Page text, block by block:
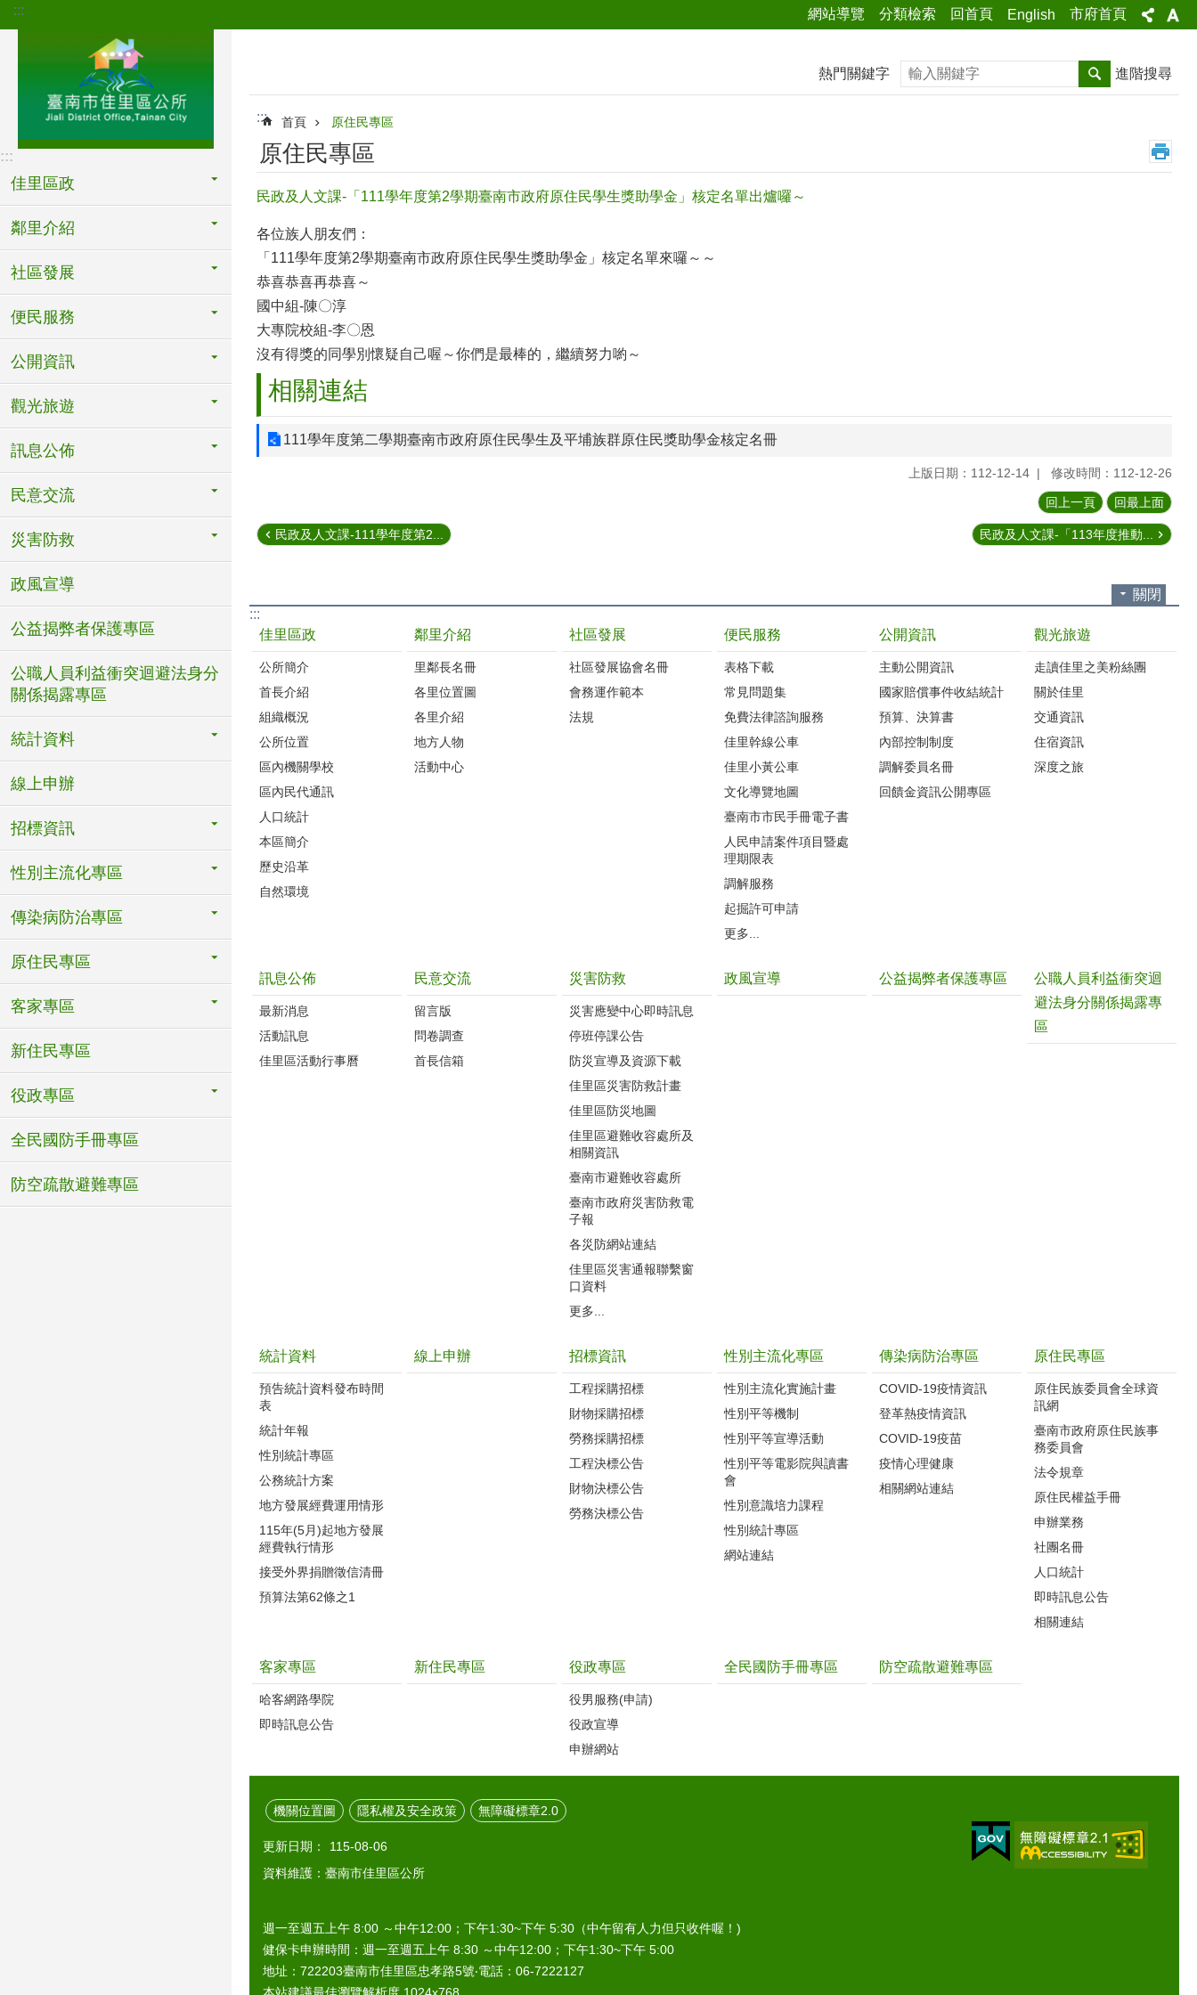
跳到主要內容區塊
::: 網站導覽 分類檢索 回首頁 English 市府首頁
:::
佳里區政
鄰里介紹
社區發展
便民服務
公開資訊
觀光旅遊
訊息公佈
民意交流
災害防救
政風宣導
公益揭弊者保護專區
公職人員利益衝突迴避法身分
關係揭露專區
統計資料
線上申辦
招標資訊
性別主流化專區
傳染病防治專區
原住民專區
客家專區
新住民專區
役政專區
全民國防手冊專區
防空疏散避難專區
熱門關鍵字 搜尋 進階搜尋
::: 首頁 原住民專區
原住民專區
民政及人文課-「111學年度第2學期臺南市政府原住民學生獎助學金」核定名單出爐囉～
各位族人朋友們：
「111學年度第2學期臺南市政府原住民學生獎助學金」核定名單來囉～～
恭喜恭喜再恭喜～
國中組-陳〇淳
大專院校組-李〇恩
沒有得獎的同學別懷疑自己喔～你們是最棒的，繼續努力喲～
相關連結
111學年度第二學期臺南市政府原住民學生及平埔族群原住民獎助學金核定名冊
上版日期：112-12-14 修改時間：112-12-26
回上一頁 回最上面
民政及人文課-111學年度第2... 民政及人文課-「113年度推動...
關閉
:::
佳里區政
公所簡介
首長介紹
組織概況
公所位置
區內機關學校
區內民代通訊
人口統計
本區簡介
歷史沿革
自然環境
鄰里介紹
里鄰長名冊
各里位置圖
各里介紹
地方人物
活動中心
社區發展
社區發展協會名冊
會務運作範本
法規
便民服務
表格下載
常見問題集
免費法律諮詢服務
佳里幹線公車
佳里小黃公車
文化導覽地圖
臺南市市民手冊電子書
人民申請案件項目暨處
理期限表
調解服務
起掘許可申請
更多...
公開資訊
主動公開資訊
國家賠償事件收結統計
預算、決算書
內部控制制度
調解委員名冊
回饋金資訊公開專區
觀光旅遊
走讀佳里之美粉絲團
關於佳里
交通資訊
住宿資訊
深度之旅
訊息公佈
最新消息
活動訊息
佳里區活動行事曆
民意交流
留言版
問卷調查
首長信箱
災害防救
災害應變中心即時訊息
停班停課公告
防災宣導及資源下載
佳里區災害防救計畫
佳里區防災地圖
佳里區避難收容處所及
相關資訊
臺南市避難收容處所
臺南市政府災害防救電
子報
各災防網站連結
佳里區災害通報聯繫窗
口資料
更多...
政風宣導 公益揭弊者保護專區
公職人員利益衝突迴
避法身分關係揭露專
區
統計資料
預告統計資料發布時間
表
統計年報
性別統計專區
公務統計方案
地方發展經費運用情形
115年(5月)起地方發展
經費執行情形
接受外界捐贈徵信清冊
預算法第62條之1
線上申辦 招標資訊
工程採購招標
財物採購招標
勞務採購招標
工程決標公告
財物決標公告
勞務決標公告
性別主流化專區
性別主流化實施計畫
性別平等機制
性別平等宣導活動
性別平等電影院與讀書
會
性別意識培力課程
性別統計專區
網站連結
傳染病防治專區
COVID-19疫情資訊
登革熱疫情資訊
COVID-19疫苗
疫情心理健康
相關網站連結
原住民專區
原住民族委員會全球資
訊網
臺南市政府原住民族事
務委員會
法令規章
原住民權益手冊
申辦業務
社團名冊
人口統計
即時訊息公告
相關連結
客家專區
哈客網路學院
即時訊息公告
新住民專區 役政專區
役男服務(申請)
役政宣導
申辦網站
全民國防手冊專區 防空疏散避難專區
機關位置圖 隱私權及安全政策 無障礙標章2.0
更新日期：
115-08-06
資料維護：臺南市佳里區公所
週一至週五上午 8:00 ～中午12:00；下午1:30~下午 5:30（中午留有人力但只收件喔！)
健保卡申辦時間：週一至週五上午 8:30 ～中午12:00；下午1:30~下午 5:00
地址：722203臺南市佳里區忠孝路5號‧電話：06-7222127